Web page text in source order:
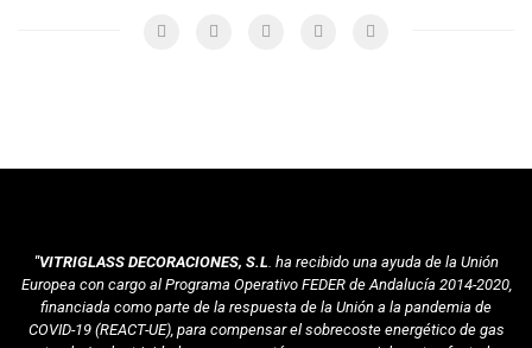
"VITRIGLASS DECORACIONES, S.L. ha recibido una ayuda de la Unión
Europea con cargo al Programa Operativo FEDER de Andalucía 2014-2020,
financiada como parte de la respuesta de la Unión a la pandemia de
COVID-19 (REACT-UE), para compensar el sobrecoste energético de gas